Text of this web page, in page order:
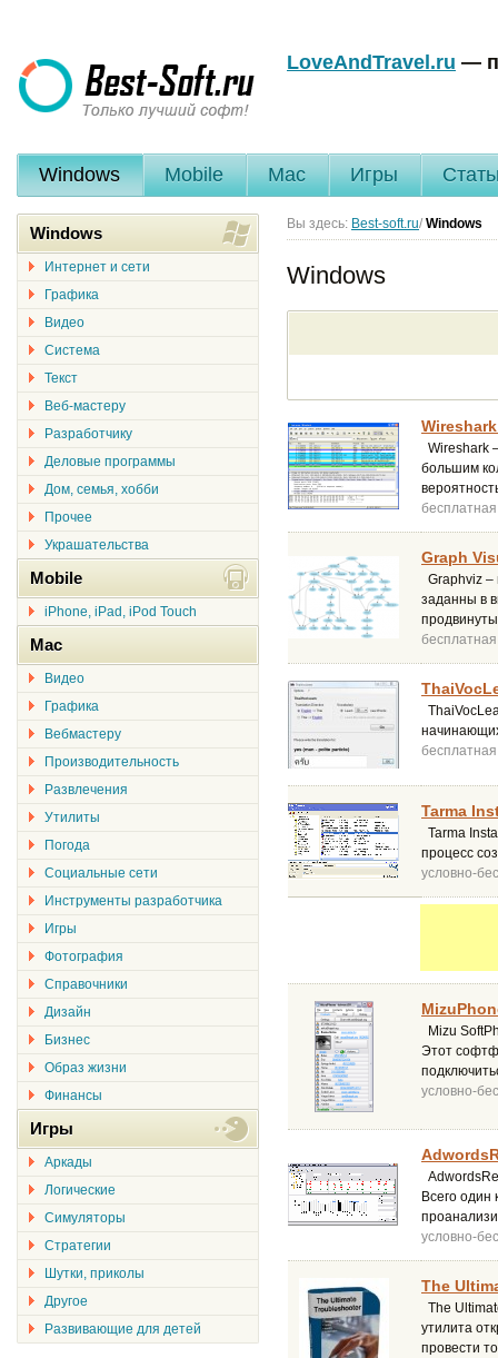
LoveAndTravel.ru —
Windows Mobile Mac Игры
Вы здесь: Best-soft.ru/ Windows
Windows
Wireshark
большим
бесплатная
Graph
Graphviz –
заданны в
бесплатная
бесплатная
Tarma
Tarma
процесс
условно-
Mizu
Этот
условно-
Всего один
условно-
The
The
утилита
провести
Windows
Интернет и сети
Графика
Видео
Система
Текст
Веб-мастеру
Разработчику
Деловые программы
Дом, семья, хобби
Прочее
Украшательства
Mobile
iPhone, iPad, iPod Touch
Mac
Видео
Графика
Вебмастеру
Производительность
Развлечения
Утилиты
Погода
Социальные сети
Инструменты разработчика
Игры
Фотография
Справочники
Дизайн
Бизнес
Образ жизни
Финансы
Игры
Аркады
Логические
Симуляторы
Стратегии
Шутки, приколы
Другое
Развивающие для детей